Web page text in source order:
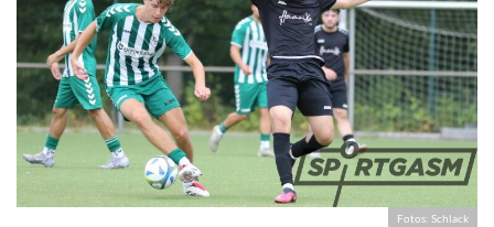
Fotos: Schlack